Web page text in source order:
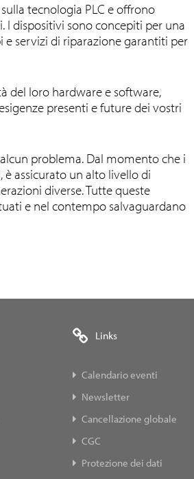
tecnologia PLC e offrono
dispositivi sono concepiti per una
servizi di riparazione garantiti per
del loro hardware e software,
presenti e future dei vostri
problema. Dal momento che i
assicurato un alto livello di
diverse. Tutte queste
e nel contempo salvaguardano
Links
Calendario eventi
Newsletter
Cancellazione globale
CGC
Protezione dei dati